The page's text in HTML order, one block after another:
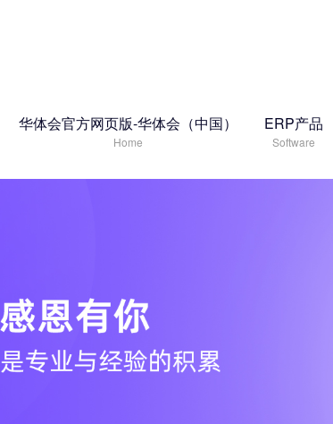
华体会官方网页版-华体会（中国）
Home
ERP产品
Software